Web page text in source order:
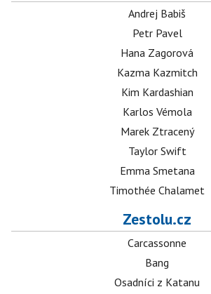
Andrej Babiš
Petr Pavel
Hana Zagorová
Kazma Kazmitch
Kim Kardashian
Karlos Vémola
Marek Ztracený
Taylor Swift
Emma Smetana
Timothée Chalamet
Zestolu.cz
Carcassonne
Bang
Osadníci z Katanu